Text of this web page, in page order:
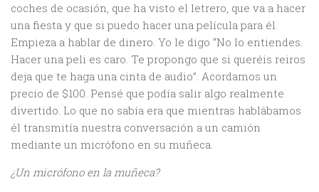
coches de ocasión, que ha visto el letrero, que va a hacer
una fiesta y que si puedo hacer una película para él.
Empieza a hablar de dinero. Yo le digo “No lo entiendes.
Hacer una peli es caro. Te propongo que si queréis reiros
deja que te haga una cinta de audio”. Acordamos un
precio de $100. Pensé que podía salir algo realmente
divertido. Lo que no sabía era que mientras hablábamos
él transmitía nuestra conversación a un camión
mediante un micrófono en su muñeca.
¿Un micrófono en la muñeca?